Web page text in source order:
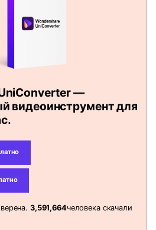
—
видеоинструмент для
3,591,664человека скачали